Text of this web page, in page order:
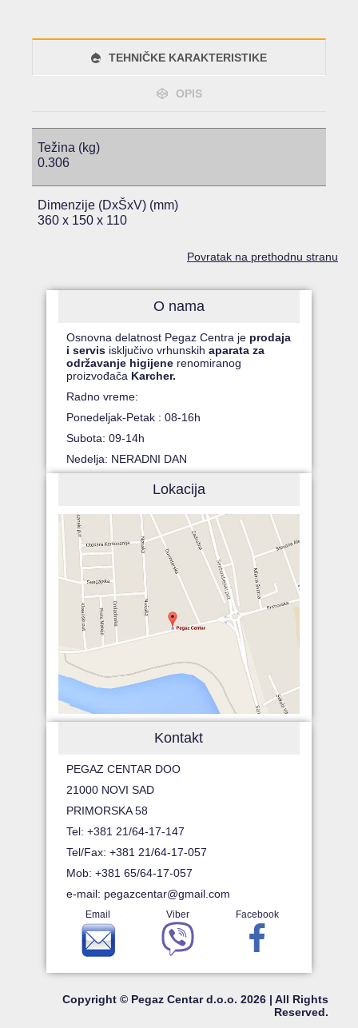
TEHNIČKE KARAKTERISTIKE
OPIS
Težina (kg)
0.306
Dimenzije (DxŠxV) (mm)
360 x 150 x 110
Povratak na prethodnu stranu
O nama
Osnovna delatnost Pegaz Centra je prodaja
i servis isključivo vrhunskihaparata za
održavanje higijene renomiranog
proizvođača Karcher.
Radno vreme:
Ponedeljak-Petak : 08-16h
Subota: 09-14h
Nedelja: NERADNI DAN
Lokacija
Kontakt
PEGAZ CENTAR DOO
21000 NOVI SAD
PRIMORSKA 58
Tel: +381 21/64-17-147
Tel/Fax: +381 21/64-17-057
Mob: +381 65/64-17-057
e-mail: pegazcentar@gmail.com
Email Viber Facebook
Copyright © Pegaz Centar d.o.o. 2026 | All Rights
Reserved.